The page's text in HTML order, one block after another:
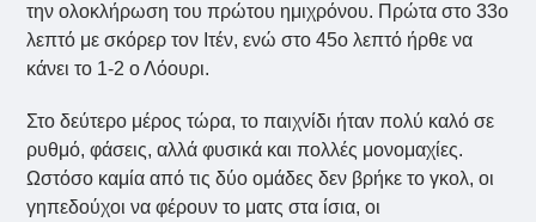
την ολοκλήρωση του πρώτου ημιχρόνου. Πρώτα στο 33ο
λεπτό με σκόρερ τον Ιτέν, ενώ στο 45ο λεπτό ήρθε να
κάνει το 1-2 ο Λόουρι.
Στο δεύτερο μέρος τώρα, το παιχνίδι ήταν πολύ καλό σε
ρυθμό, φάσεις, αλλά φυσικά και πολλές μονομαχίες.
Ωστόσο καμία από τις δύο ομάδες δεν βρήκε το γκολ, οι
γηπεδούχοι να φέρουν το ματς στα ίσια, οι